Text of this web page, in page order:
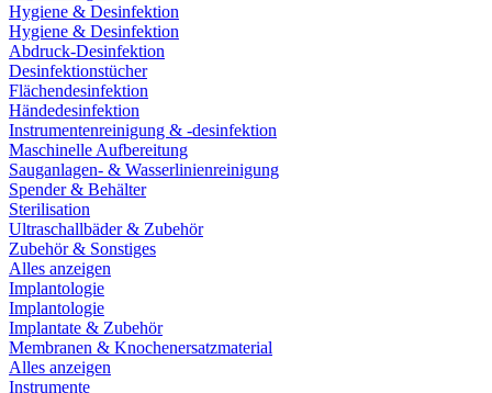
Hygiene & Desinfektion
Hygiene & Desinfektion
Abdruck-Desinfektion
Desinfektionstücher
Flächendesinfektion
Händedesinfektion
Instrumentenreinigung & -desinfektion
Maschinelle Aufbereitung
Sauganlagen- & Wasserlinienreinigung
Spender & Behälter
Sterilisation
Ultraschallbäder & Zubehör
Zubehör & Sonstiges
Alles anzeigen
Implantologie
Implantologie
Implantate & Zubehör
Membranen & Knochenersatzmaterial
Alles anzeigen
Instrumente